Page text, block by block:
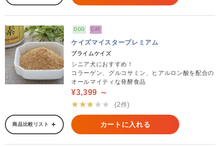
DOG CAT
ケイズマイスタープレミアム
プライムケイズ
シニア犬におすすめ！
コラーゲン、グルコサミン、ヒアルロン酸を配合の
オールマイティな発酵食品
¥3,399 ～
★★★★★
(2件)
商品比較リスト カートに入れる